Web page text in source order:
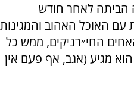
הביתה לאחר חודש
עם האוכל האהוב והמגינות
החי״רניקים, ממש כל
מגיע (אגב, אף פעם אין